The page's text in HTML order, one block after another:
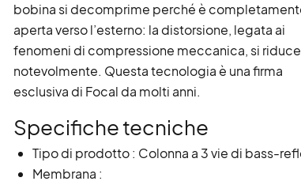
bobina si decomprime perché è
aperta verso l’esterno: la distorsione, legata ai
fenomeni di compressione meccanica, si riduce
notevolmente. Questa tecnologia è una firma
esclusiva di Focal da molti anni.
Specifiche tecniche
Tipo di prodotto : Colonna a 3 vie di bass-
Membrana :